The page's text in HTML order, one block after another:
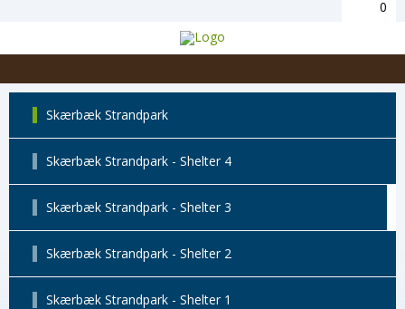
0
Skærbæk Strandpark
Skærbæk Strandpark - Shelter 4
Skærbæk Strandpark - Shelter 3
Skærbæk Strandpark - Shelter 2
Skærbæk Strandpark - Shelter 1